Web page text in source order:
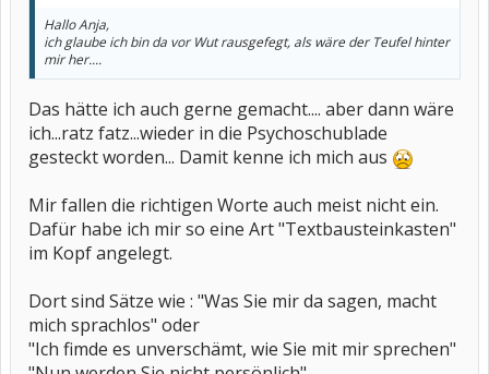
Hallo Anja,
ich glaube ich bin da vor Wut rausgefegt, als wäre der Teufel hinter
mir her....
Das hätte ich auch gerne gemacht.... aber dann wäre
ich...ratz fatz...wieder in die Psychoschublade
gesteckt worden... Damit kenne ich mich aus
Mir fallen die richtigen Worte auch meist nicht ein.
Dafür habe ich mir so eine Art "Textbausteinkasten"
im Kopf angelegt.
Dort sind Sätze wie : "Was Sie mir da sagen, macht
mich sprachlos" oder
"Ich fimde es unverschämt, wie Sie mit mir sprechen"